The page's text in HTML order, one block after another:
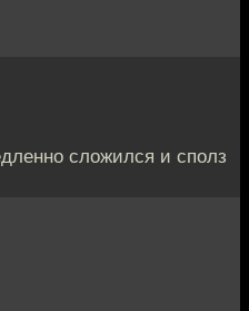
сложился и сполз